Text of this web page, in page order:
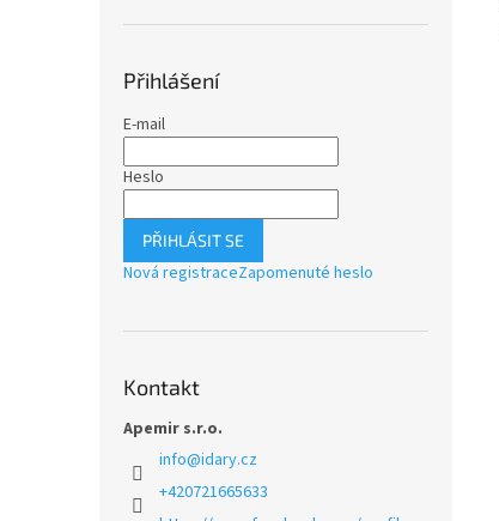
Přihlášení
E-mail
Heslo
PŘIHLÁSIT SE
Nová registraceZapomenuté heslo
Kontakt
Apemir s.r.o.
info@idary.cz
+420721665633